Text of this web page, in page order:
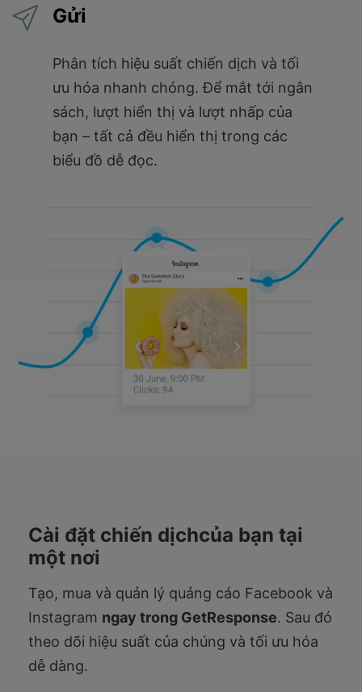
Gửi
Phân tích hiệu suất chiến dịch và tối
ưu hóa nhanh chóng. Để mắt tới ngân
sách, lượt hiển thị và lượt nhấp của
bạn – tất cả đều hiển thị trong các
biểu đồ dễ đọc.
Cài đặt chiến dịchcủa bạn tại
một nơi
Tạo, mua và quản lý quảng cáo Facebook và
Instagram ngay trong GetResponse. Sau đó
theo dõi hiệu suất của chúng và tối ưu hóa
dễ dàng.